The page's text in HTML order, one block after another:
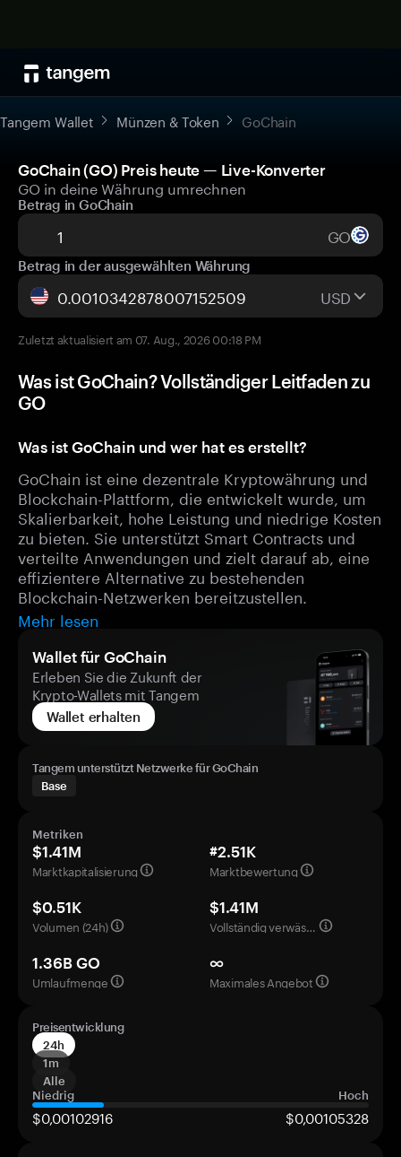
Tangem Wallet Münzen & Token GoChain
GoChain (GO) Preis heute — Live-Konverter
GO in deine Währung umrechnen
Betrag in GoChain
GO
Betrag in der ausgewählten Währung
USD
Zuletzt aktualisiert am 07. Aug., 2026 00:18 PM
Was ist GoChain? Vollständiger Leitfaden zu
GO
Was ist GoChain und wer hat es erstellt?
GoChain ist eine dezentrale Kryptowährung und
Blockchain-Plattform, die entwickelt wurde, um
Skalierbarkeit, hohe Leistung und niedrige Kosten
zu bieten. Sie unterstützt Smart Contracts und
verteilte Anwendungen und zielt darauf ab, eine
effizientere Alternative zu bestehenden
Blockchain-Netzwerken bereitzustellen.
Mehr lesen
Wallet für GoChain
Erleben Sie die Zukunft der
Krypto-Wallets mit Tangem
Wallet erhalten
Tangem unterstützt Netzwerke für GoChain
Base
Metriken
$1.41M
Marktkapitalisierung
#2.51K
Marktbewertung
$0.51K
Volumen (24h)
$1.41M
Vollständig verwässerte Bewertung
1.36B GO
Umlaufmenge
∞
Maximales Angebot
Preisentwicklung
24h
1m
Alle
Niedrig
Hoch
$0,00102916 $0,00105328